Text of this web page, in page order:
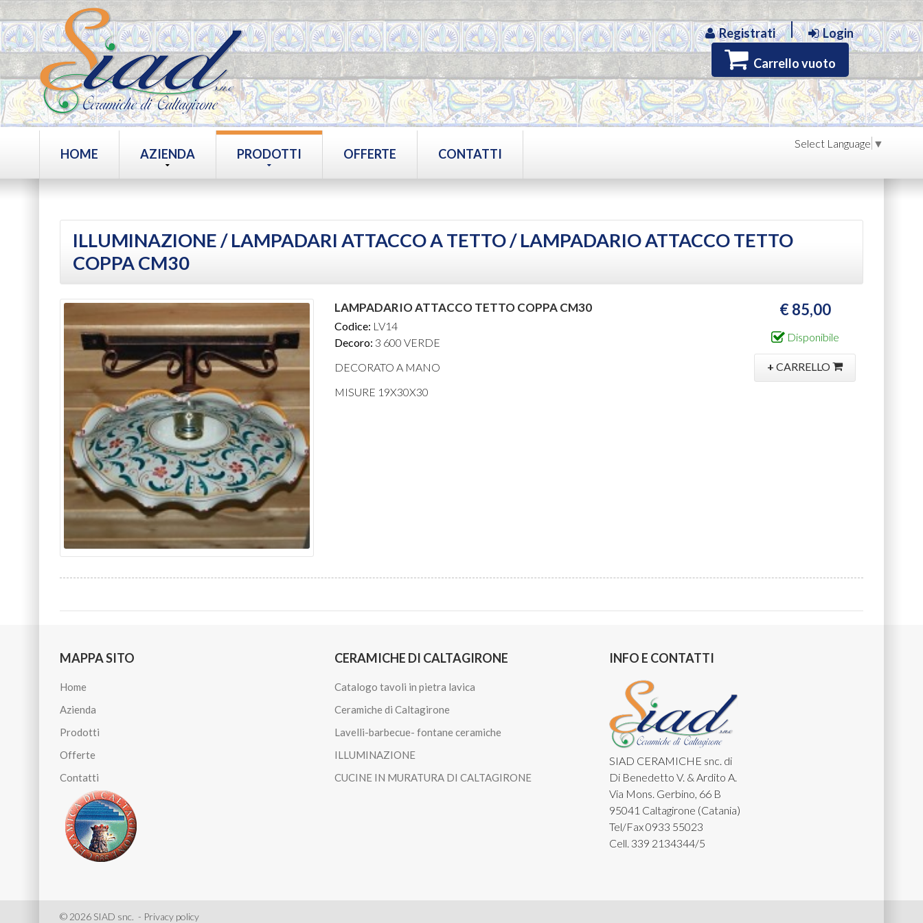
Registrati
Login
Carrello vuoto
HOME AZIENDA PRODOTTI OFFERTE CONTATTI
Select Language ▼
ILLUMINAZIONE/ LAMPADARI ATTACCO A TETTO / LAMPADARIO ATTACCO TETTO
COPPA CM30
LAMPADARIO ATTACCO TETTO COPPA CM30
Codice: LV14
Decoro: 3 600 VERDE
DECORATO A MANO
MISURE 19X30X30
€ 85,00
Disponibile
+ CARRELLO
MAPPA SITO
Home
Azienda
Prodotti
Offerte
Contatti
CERAMICHE DI CALTAGIRONE
Catalogo tavoli in pietra lavica
Ceramiche di Caltagirone
Lavelli-barbecue- fontane ceramiche
ILLUMINAZIONE
CUCINE IN MURATURA DI CALTAGIRONE
INFO E CONTATTI
SIAD CERAMICHE snc. di
Di Benedetto V. & Ardito A.
Via Mons. Gerbino, 66 B
95041 Caltagirone (Catania)
Tel/Fax 0933 55023
Cell. 339 2134344/5
© 2026 SIAD snc. - Privacy policy